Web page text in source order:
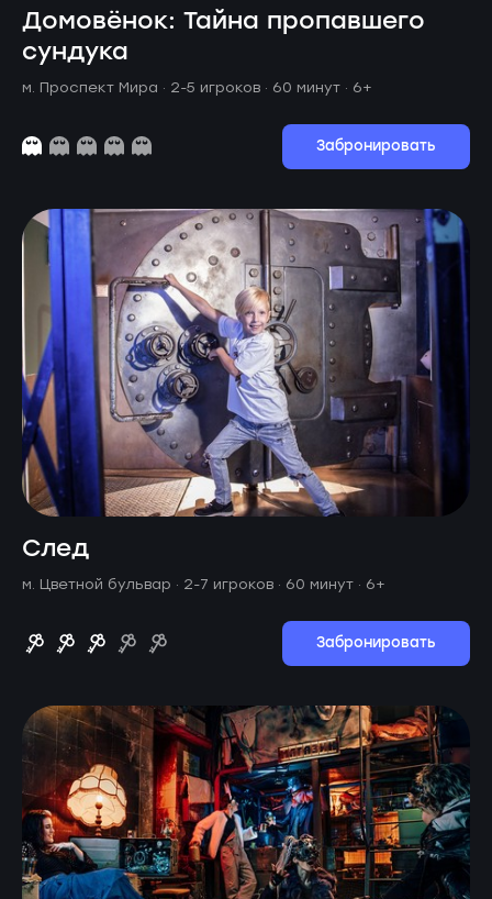
Домовёнок: Тайна пропавшего
сундука
м. Проспект Мира · 2-5 игроков · 60 минут · 6+
Забронировать
След
м. Цветной бульвар · 2-7 игроков · 60 минут · 6+
Забронировать